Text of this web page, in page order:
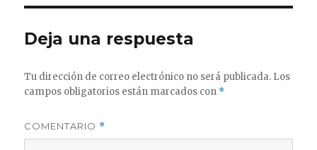
Deja una respuesta
Tu dirección de correo electrónico no será publicada. Los
campos obligatorios están marcados con *
COMENTARIO *